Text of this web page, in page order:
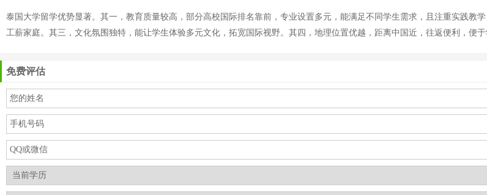
泰国大学留学优势显著。其一，教育质量较高，部分高校国际排名靠前，专业设置多元，能满足不同学生需求，且注重实践教
工薪家庭。其三，文化氛围独特，能让学生体验多元文化，拓宽国际视野。其四，地理位置优越，距离中国近，往返便利，便
免费评估